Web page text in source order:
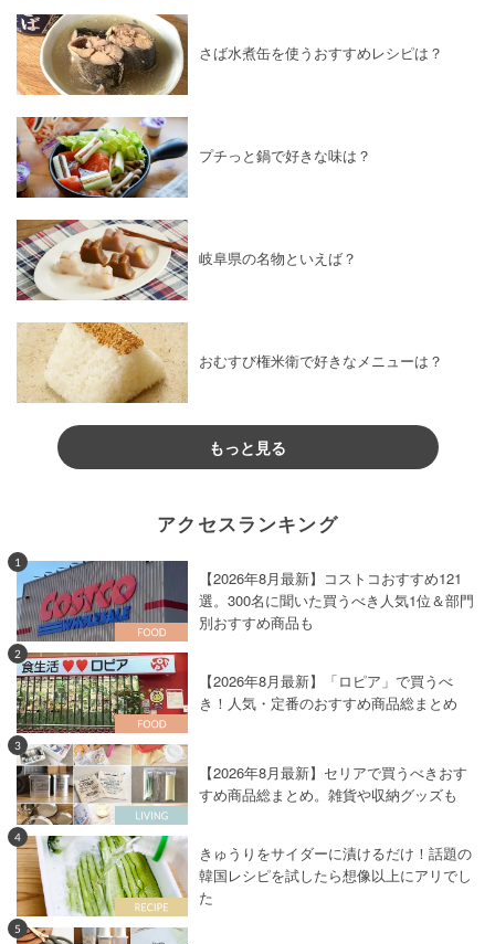
さば水煮缶を使うおすすめレシピは？
プチっと鍋で好きな味は？
岐阜県の名物といえば？
おむすび権米衛で好きなメニューは？
もっと見る
アクセスランキング
1
【2026年8月最新】コストコおすすめ121
選。300名に聞いた買うべき人気1位＆部門
別おすすめ商品も
2
【2026年8月最新】「ロピア」で買うべ
き！人気・定番のおすすめ商品総まとめ
3
【2026年8月最新】セリアで買うべきおす
すめ商品総まとめ。雑貨や収納グッズも
4
きゅうりをサイダーに漬けるだけ！話題の
韓国レシピを試したら想像以上にアリでし
た
5